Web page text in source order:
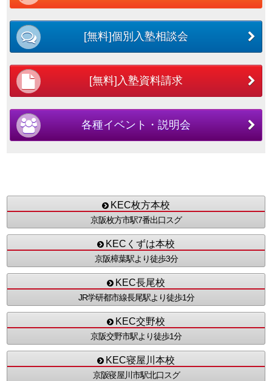
[無料]個別入塾相談会
[無料]入塾資料請求
各種イベント・説明会
KEC枚方本校
京阪枚方市駅7番出口スグ
KECくずは本校
京阪樟葉駅より徒歩3分
KEC長尾校
JR学研都市線長尾駅より徒歩1分
KEC交野校
京阪交野市駅より徒歩1分
KEC寝屋川本校
京阪寝屋川市駅北口スグ